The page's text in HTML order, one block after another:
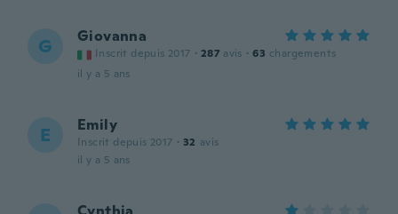
G Giovanna
Inscrit depuis 2017 · 287 avis · 63 chargements
il y a 5 ans
E Emily
Inscrit depuis 2017 · 32 avis
il y a 5 ans